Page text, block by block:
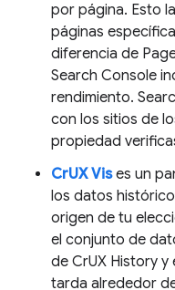
por página. Esto
páginas
diferencia de
Search Console
rendimiento.
con los sitios de
propiedad
CrUX Vises un
los datos
origen de tu
el conjunto de
de CrUX History
tarda alrededor